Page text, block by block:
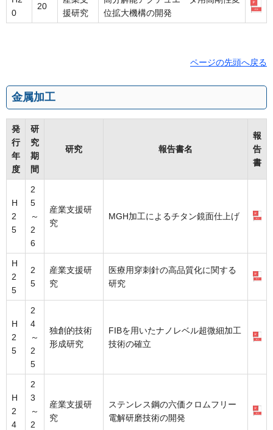
0
20
援研究
位拡大機構の開発
ページの先頭へ戻る
金属加工
発
行
年
度
研
究
期
間
研究 報告書名
報
告
書
H
2
5
2
5
～
2
6
産業支援研
究
MGH加工によるチタン鏡面仕上げ
H
2
5
2
5
産業支援研
究
医療用穿刺針の高品質化に関する
研究
H
2
5
2
4
～
2
5
独創的技術
形成研究
FIBを用いたナノレベル超微細加工
技術の確立
H
2
4
2
3
～
2
産業支援研
究
ステンレス鋼の六価クロムフリー
電解研磨技術の開発